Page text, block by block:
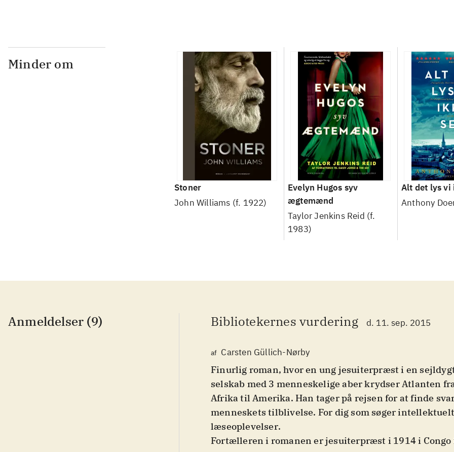
Minder om
Stoner
John Williams (f. 1922)
Evelyn Hugos syv
ægtemænd
Taylor Jenkins Reid (f.
1983)
Alt det lys vi
Anthony
Anmeldelser (9) Bibliotekernes vurdering d. 11. sep. 2015
af Carsten Güllich-Nørby
Finurlig roman, hvor en ung jesuiterpræst i en
selskab med 3 menneskelige aber krydser Atlanten
Afrika til Amerika. Han tager på rejsen for at finde
menneskets tilblivelse. For dig som søger
læseoplevelser.
Fortælleren i romanen er jesuiterpræst i 1914 i Congo